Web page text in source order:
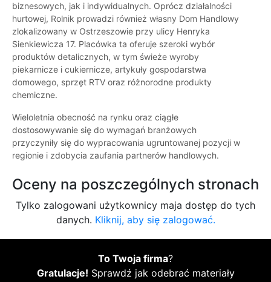
biznesowych, jak i indywidualnych. Oprócz działalności
hurtowej, Rolnik prowadzi również własny Dom Handlowy
zlokalizowany w Ostrzeszowie przy ulicy Henryka
Sienkiewicza 17. Placówka ta oferuje szeroki wybór
produktów detalicznych, w tym świeże wyroby
piekarnicze i cukiernicze, artykuły gospodarstwa
domowego, sprzęt RTV oraz różnorodne produkty
chemiczne.
Wieloletnia obecność na rynku oraz ciągłe
dostosowywanie się do wymagań branżowych
przyczyniły się do wypracowania ugruntowanej pozycji w
regionie i zdobycia zaufania partnerów handlowych.
Oceny na poszczególnych stronach
Tylko zalogowani użytkownicy maja dostęp do tych
danych. Kliknij, aby się zalogować.
To Twoja firma?
Gratulacje! Sprawdź jak odebrać materiały